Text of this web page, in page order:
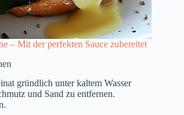
– Mit der perfekten Sauce zubereitet
gründlich unter kaltem Wasser
und Sand zu entfernen.